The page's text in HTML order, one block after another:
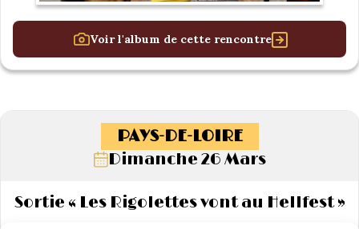
Voir l'album de cette rencontre
PAYS-DE-LOIRE
Dimanche 26 Mars
Sortie « Les Rigolettes vont au Hellfest »